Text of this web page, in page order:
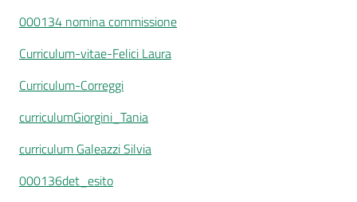
000134 nomina commissione
Curriculum-vitae-Felici Laura
Curriculum-Correggi
curriculumGiorgini_Tania
curriculum Galeazzi Silvia
000136det_esito